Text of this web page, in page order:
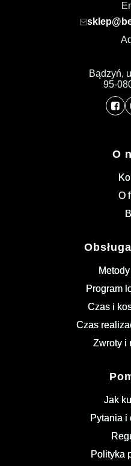
Bądzyń,
95-
O
O
Program
Czas i
Czas
Zwroty i
Jak
Pytania i
Polityka